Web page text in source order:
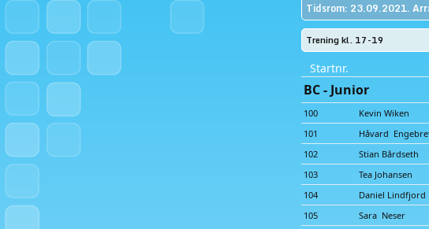
Tidsrom: 23.09.2021.
Trening kl. 17-19
Startnr.
BC - Junior
100 Kevin Wiken
101
Håvard
102
Stian Bårdseth
103
Tea Johansen
104
Daniel Lindfjord
105
Sara Neser